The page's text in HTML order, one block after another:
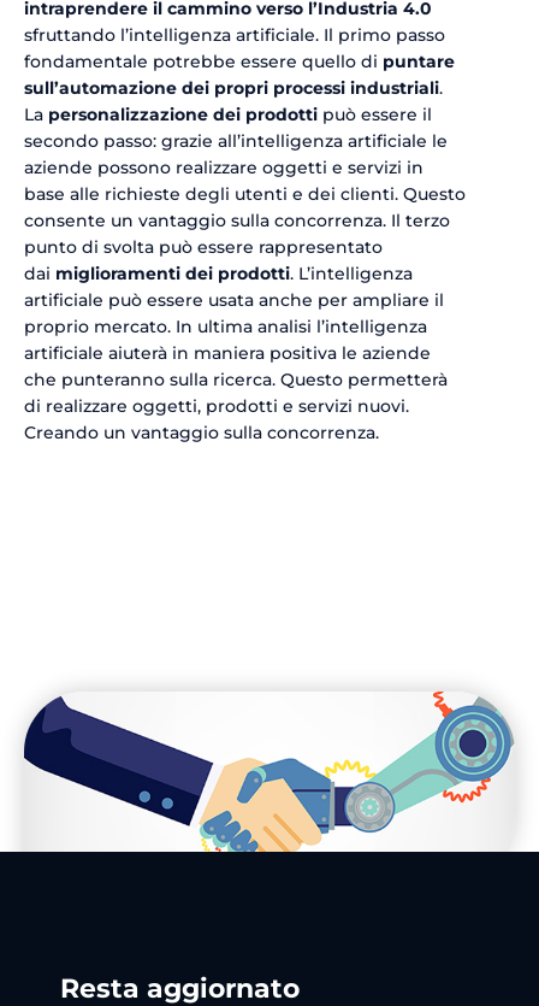
intraprendere il cammino verso l’Industria 4.0
sfruttando l’intelligenza artificiale. Il primo passo
fondamentale potrebbe essere quello di puntare
sull’automazione dei propri processi industriali.
La personalizzazione dei prodotti può essere il
secondo passo: grazie all’intelligenza artificiale le
aziende possono realizzare oggetti e servizi in
base alle richieste degli utenti e dei clienti. Questo
consente un vantaggio sulla concorrenza. Il terzo
punto di svolta può essere rappresentato
dai miglioramenti dei prodotti. L’intelligenza
artificiale può essere usata anche per ampliare il
proprio mercato. In ultima analisi l’intelligenza
artificiale aiuterà in maniera positiva le aziende
che punteranno sulla ricerca. Questo permetterà
di realizzare oggetti, prodotti e servizi nuovi.
Creando un vantaggio sulla concorrenza.
Resta aggiornato